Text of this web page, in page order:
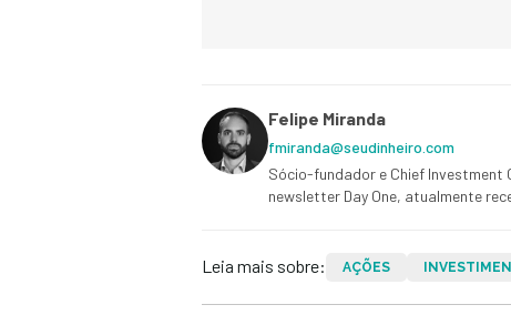
Felipe Miranda
fmiranda@seudinheiro.com
Sócio-fundador e Chief Investment
newsletter Day One, atualmente
Leia mais sobre: AÇÕES